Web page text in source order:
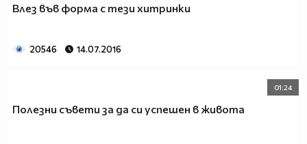
Влез във форма с тези хитринки
20546 14.07.2016
01:24
Полезни съвети за да си успешен в живота